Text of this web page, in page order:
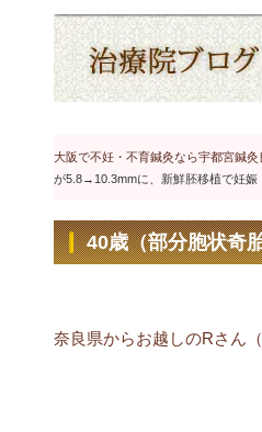
大阪で不妊・不育鍼灸なら宇都宮鍼灸
が5.8→10.3mmに、新鮮胚移植で妊娠
40歳（部分胞状奇
奈良県からお越しのRさん